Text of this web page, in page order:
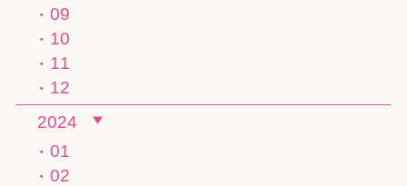
09
10
11
12
2024
01
02